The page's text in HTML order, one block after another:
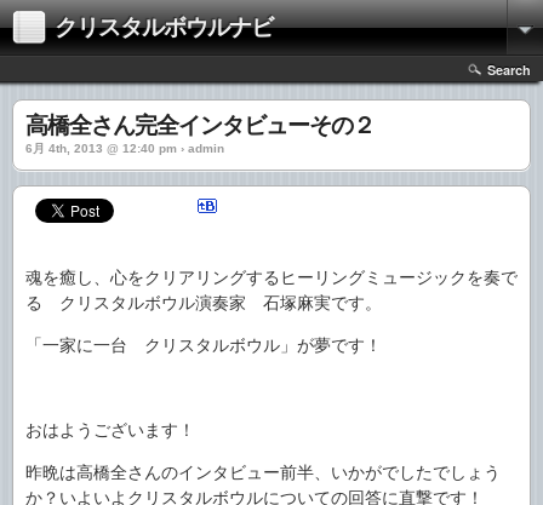
クリスタルボウルナビ
Search
高橋全さん完全インタビューその２
6月 4th, 2013 @ 12:40 pm › admin
魂を癒し、心をクリアリングするヒーリングミュージックを奏で
る クリスタルボウル演奏家 石塚麻実です。
「一家に一台 クリスタルボウル」が夢です！
おはようございます！
昨晩は高橋全さんのインタビュー前半、いかがでしたでしょう
か？いよいよクリスタルボウルについての回答に直撃です！